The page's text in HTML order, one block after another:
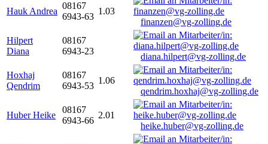
Hauk Andrea
08167
6943-63
1.03
finanzen@vg-zolling.de
Hilpert
Diana
08167
6943-23
diana.hilpert@vg-zolling.de
Hoxhaj
Qendrim
08167
6943-53
1.06
qendrim.hoxhaj@vg-zolling.de
Huber Heike
08167
6943-66
2.01
heike.huber@vg-zolling.de